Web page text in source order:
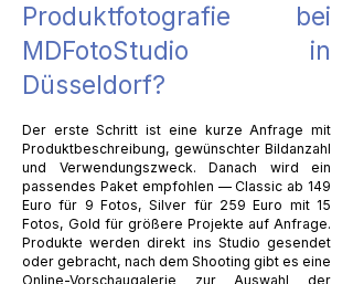
Produktfotografie bei
MDFotoStudio in
Düsseldorf?
Der erste Schritt ist eine kurze Anfrage mit
Produktbeschreibung, gewünschter Bildanzahl
und Verwendungszweck. Danach wird ein
passendes Paket empfohlen — Classic ab 149
Euro für 9 Fotos, Silver für 259 Euro mit 15
Fotos, Gold für größere Projekte auf Anfrage.
Produkte werden direkt ins Studio gesendet
oder gebracht, nach dem Shooting gibt es eine
Online-Vorschaugalerie zur Auswahl der